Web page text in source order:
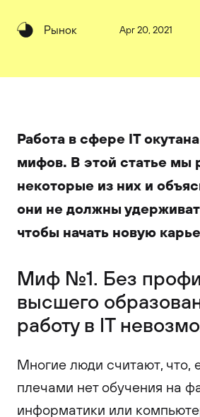
Рынок Apr 20, 2021
Работа в сфере IT
мифов. В этой статье мы
некоторые из них и
они не должны
чтобы начать новую
Миф №1. Без
высшего
работу в IT
Многие люди считают, что,
плечами нет обучения на
информатики или